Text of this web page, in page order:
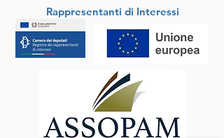
Rappresentanti di Interessi